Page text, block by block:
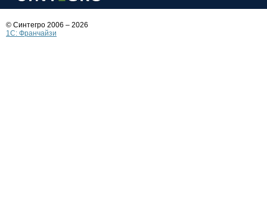
© Синтегро 2006 – 2026
1C: Франчайзи